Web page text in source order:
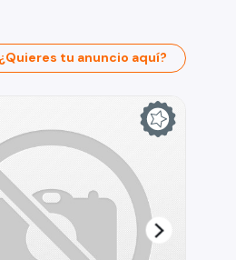
¿Quieres tu anuncio aquí?